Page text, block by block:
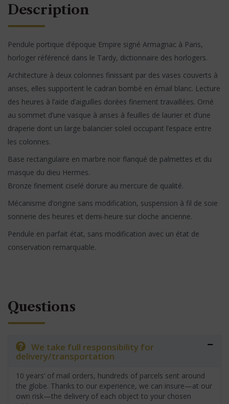
Description
Pendule portique d’époque Empire signé Armagnac à Paris,
horloger référencé dans le Tardy, dictionnaire des horlogers.
Architecture à deux colonnes finissant par des vases couverts à
anses, elles supportent le cadran bombé en émail blanc. Lecture
des heures à l’aide d’aiguilles dorées finement travaillées. Orné
au sommet d’une vasque à anses à feuilles de laurier et d’une
draperie dont un large balancier soleil occupant l’espace entre
les colonnes.
Base rectangulaire en marbre noir flanqué de palmettes et du
masque du dieu Hermes.
Bronze finement ciselé dorure au mercure de qualité.
Mécanisme d’origine sans modification, suspension à fil de soie
sonnerie des heures et demi-heure sur cloche ancienne.
Pendule en parfait état, sans modification avec un état de
conservation remarquable.
Questions
We take full responsibility for
delivery/transportation
10 years’ of mail orders, hundreds of parcels sent around
the globe. Thanks to our experience, we can insure—at our
own risk—the delivery of each object to your chosen